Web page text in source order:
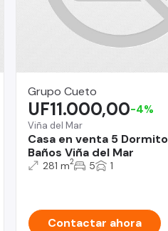
Grupo Cueto
Viña del Mar
Casa en venta 5
Baños Viña del Mar
UF11.000,00-4%
281 m2 5 1
Contactar ahora